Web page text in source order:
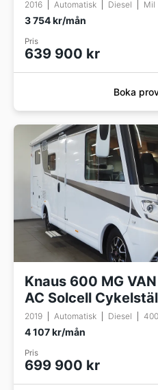
2016 Automatisk Diesel Mil
3 754 kr/mån
Pris
639 900 kr
Boka
Knaus 600 MG
AC Solcell
2019 Automatisk Diesel
4 107 kr/mån
Pris
699 900 kr